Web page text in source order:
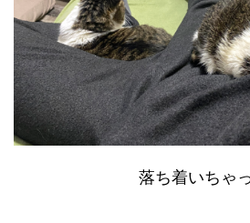
落ち着いちゃ